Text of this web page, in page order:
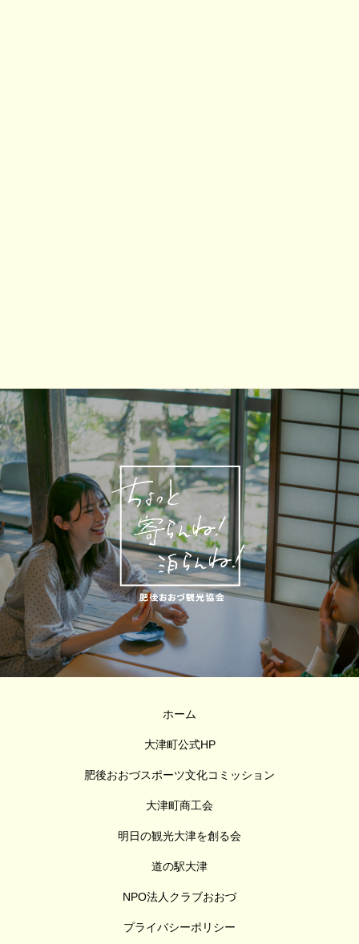
ホーム
大津町公式HP
肥後おおづスポーツ文化コミッション
大津町商工会
明日の観光大津を創る会
道の駅大津
NPO法人クラブおおづ
プライバシーポリシー